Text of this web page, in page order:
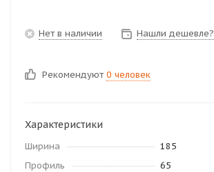
Нет в наличии Нашли дешевле?
Рекомендуют 0 человек
Характеристики
Ширина
185
Профиль
65